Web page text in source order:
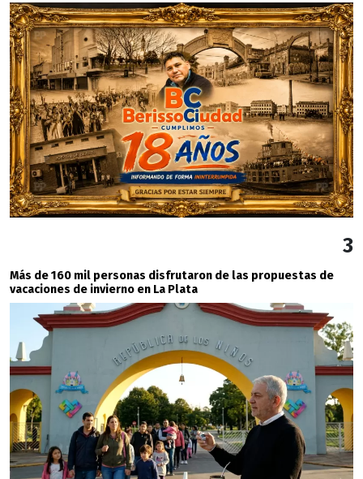
3
Más de 160 mil personas disfrutaron de las propuestas de
vacaciones de invierno en La Plata